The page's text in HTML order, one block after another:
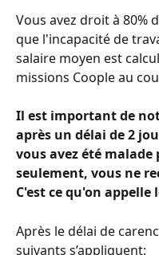
Vous avez droit à 80%
que l'incapacité de
salaire moyen est
missions Coople au
Il est important de
après un délai de 2
vous avez été
seulement, vous ne
C'est ce qu'on appelle
Après le délai de
suivants s’appliquent: